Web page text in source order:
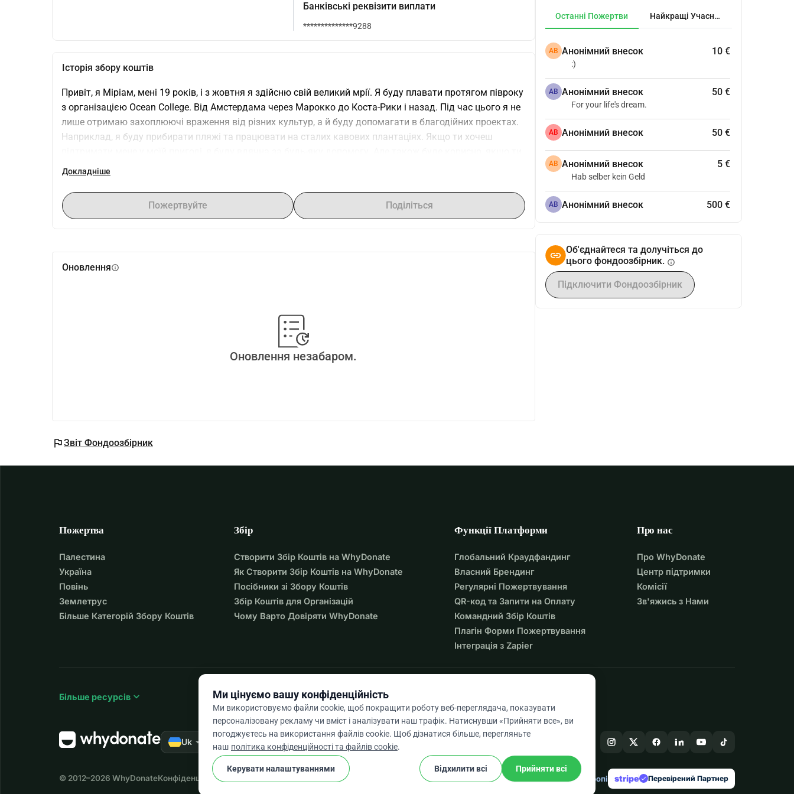
Банківські реквізити виплати
**************9288
Історія збору коштів
Привіт, я Міріам, мені 19 років, і з жовтня я здійсню свій великий мрії. Я буду плавати протягом півроку
з організацією Ocean College. Від Амстердама через Марокко до Коста-Рики і назад. Під час цього я не
лише отримаю захоплюючі враження від різних культур, а й буду допомагати в благодійних проектах.
Наприклад, я буду прибирати пляжі та працювати на сталих кавових плантаціях. Якщо ти хочеш
розповіси багатьом людям про мою подорож і звернеш увагу на мою мрію.
Докладніше
Пожертвуйте Поділіться
Оновленняinfo
Оновлення незабаром.
flagЗвіт Фондоозбірник
Останні Пожертви Найкращі Учасники
АВ Анонімний внесок 10 €
:)
АВ Анонімний внесок 50 €
For your life's dream.
АВ Анонімний внесок 50 €
АВ Анонімний внесок 5 €
Hab selber kein Geld
АВ Анонімний внесок 500 €
Об'єднайтеся та долучіться до
цього фондоозбірник. info
Підключити Фондоозбірник
Пожертва
Палестина
Україна
Повінь
Землетрус
Більше Категорій Збору Коштів
Збір
Створити Збір Коштів на WhyDonate
Як Створити Збір Коштів на WhyDonate
Посібники зі Збору Коштів
Збір Коштів для Організацій
Чому Варто Довіряти WhyDonate
Функції Платформи
Глобальний Краудфандинг
Власний Брендинг
Регулярні Пожертвування
QR-код та Запити на Оплату
Командний Збір Коштів
Плагін Форми Пожертвування
Інтеграція з Zapier
Про нас
Про WhyDonate
Центр підтримки
Комісії
Зв'яжись з Нами
Більше ресурсів expand_more
Uk arrow_drop_down ★★★★★ 4,9 / 5 на основі 500+ відгуків
© 2012–2026 WhyDonateКонфіденційність і файли cookie Умови та положення Налаштування Файлів Cookie Створено в Європі stripe check Перевірений Партнер
Ми цінуємо вашу конфіденційність
Ми використовуємо файли cookie, щоб покращити роботу веб-переглядача, показувати
персоналізовану рекламу чи вміст і аналізувати наш трафік. Натиснувши «Прийняти все», ви
погоджуєтесь на використання файлів cookie. Щоб дізнатися більше, перегляньте
наш політика конфіденційності та файлів cookie.
Керувати налаштуваннями Відхилити всі Прийняти всі